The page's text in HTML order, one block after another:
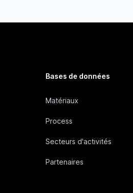
Bases de données
Matériaux
Process
Secteurs d'activités
Partenaires